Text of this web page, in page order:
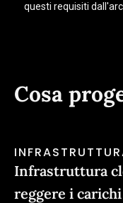
questi requisiti
Cosa
Infrastruttura
reggere i